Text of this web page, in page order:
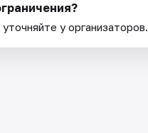
у организаторов.